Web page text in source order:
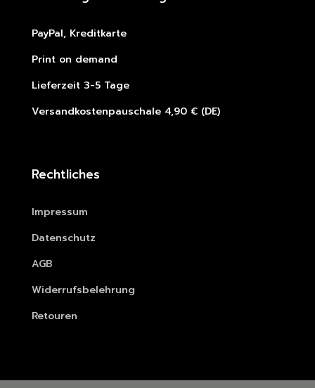
PayPal, Kreditkarte
Print on demand
Lieferzeit 3-5 Tage
Versandkostenpauschale 4,90 € (DE)
Rechtliches
Impressum
Datenschutz
AGB
Widerrufsbelehrung
Retouren